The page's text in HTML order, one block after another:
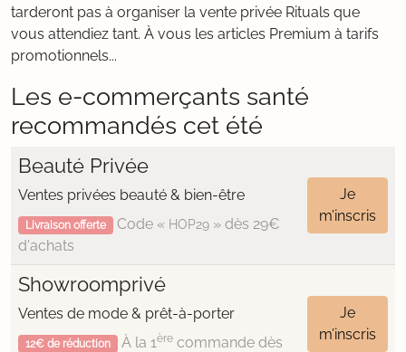
tarderont pas à organiser la vente privée Rituals que
vous attendiez tant. À vous les articles Premium à tarifs
promotionnels...
Les e-commerçants santé
recommandés cet été
Beauté Privée
Ventes privées beauté & bien-être
Livraison offerte Code « HOP29» dès 29€
d'achats
Je
m’inscris
Showroomprivé
Ventes de mode & prêt-à-porter
12€ de réduction À la 1èrecommande dès
Je
m’inscris